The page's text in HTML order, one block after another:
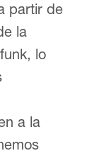
partir de
la
lo
a la